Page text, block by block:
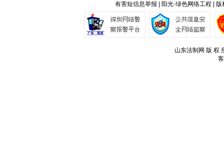
有害短信息举报 | 阳光·绿色网络工程 |
山东法制网 版 权